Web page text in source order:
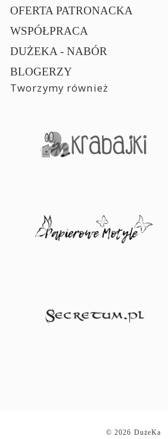
OFERTA PATRONACKA
WSPÓŁPRACA
DUŻEKA - NABÓR
BLOGERZY
Tworzymy również
© 2026 DużeKa